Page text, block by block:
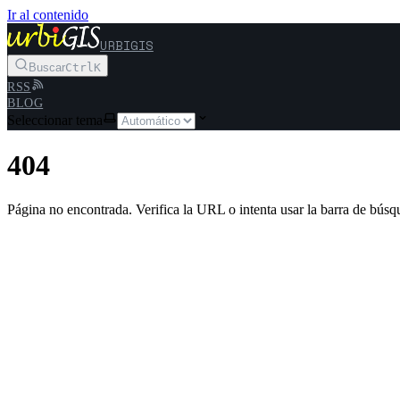
Ir al contenido
URBIGIS
BuscarCtrlK
RSS
BLOG
Seleccionar tema
404
Página no encontrada. Verifica la URL o intenta usar la barra de